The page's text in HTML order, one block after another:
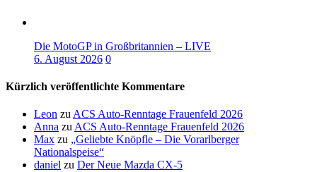
Die MotoGP in Großbritannien – LIVE
6. August 2026 0
Kürzlich veröffentlichte Kommentare
Leon zu ACS Auto-Renntage Frauenfeld 2026
Anna zu ACS Auto-Renntage Frauenfeld 2026
Max zu „Geliebte Knöpfle – Die Vorarlberger
Nationalspeise“
daniel zu Der Neue Mazda CX-5